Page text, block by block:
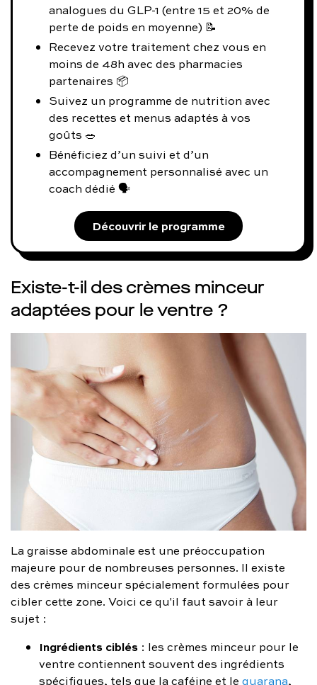
analogues du GLP-1 (entre 15 et 20% de
perte de poids en moyenne) 📝
Recevez votre traitement chez vous en
moins de 48h avec des pharmacies
partenaires 📦
Suivez un programme de nutrition avec
des recettes et menus adaptés à vos
goûts 🥗
Bénéficiez d’un suivi et d’un
accompagnement personnalisé avec un
coach dédié 🗣️
Découvrir le programme
Existe-t-il des crèmes minceur
adaptées pour le ventre ?
La graisse abdominale est une préoccupation
majeure pour de nombreuses personnes. Il existe
des crèmes minceur spécialement formulées pour
cibler cette zone. Voici ce qu'il faut savoir à leur
sujet :
Ingrédients ciblés : les crèmes minceur pour le
ventre contiennent souvent des ingrédients
spécifiques, tels que la caféine et le guarana,